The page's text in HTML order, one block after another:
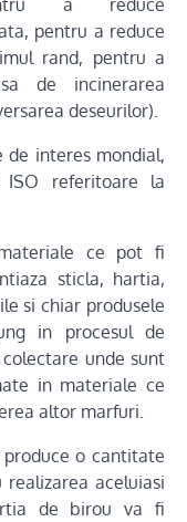
a reduce
pentru a reduce
rand, pentru a
de incinerarea
deseurilor).
interes mondial,
referitoare la
ce pot fi
sticla, hartia,
si chiar produsele
in procesul de
unde sunt
in materiale ce
altor marfuri.
o cantitate
aceluiasi
de birou va fi